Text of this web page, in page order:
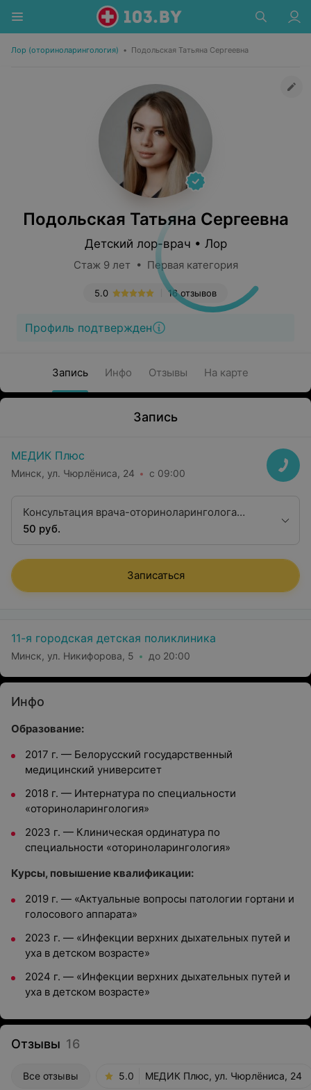
Лор (оториноларингология) • Подольская Татьяна Сергеевна
Подольская Татьяна Сергеевна
Детский лор-врач • Лор
Стаж 9 лет • Первая категория
16 отзывов
5.0
Профиль подтвержден
Запись Инфо Отзывы На карте
Запись
МЕДИК Плюс
Минск, ул. Чюрлёниса, 24 с 09:00
Консультация врача-оториноларинголога
первой квалификационной категории
50 руб.
Записаться
11-я городская детская поликлиника
Минск, ул. Никифорова, 5 до 20:00
Инфо
Образование:
2017 г. — Белорусский государственный
медицинский университет
2018 г. — Интернатура по специальности
«оториноларингология»
2023 г. — Клиническая ординатура по
специальности «оториноларингология»
Курсы, повышение квалификации:
2019 г. — «Актуальные вопросы патологии гортани и
голосового аппарата»
2023 г. — «Инфекции верхних дыхательных путей и
уха в детском возрасте»
2024 г. — «Инфекции верхних дыхательных путей и
уха в детском возрасте»
Отзывы 16
Все отзывы 5.0 МЕДИК Плюс, ул. Чюрлёниса, 24